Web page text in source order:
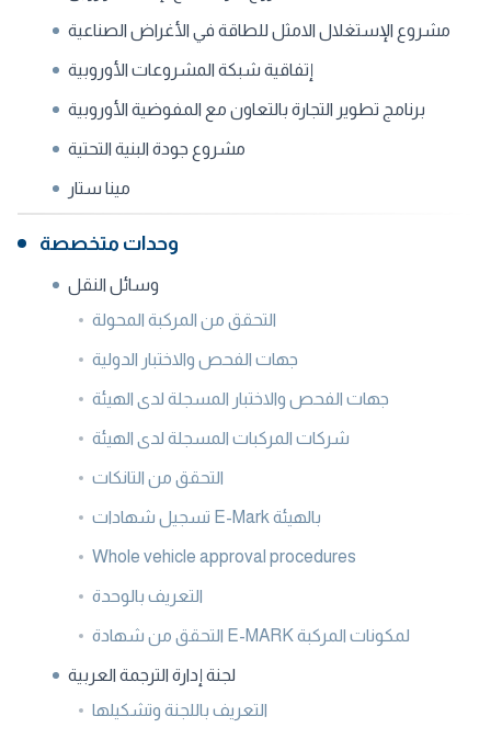
مشروع الإستغلال الامثل للطاقة في الأغراض الصناعية
إتفاقية شبكة المشروعات الأوروبية
برنامج تطوير التجارة بالتعاون مع المفوضية الأوروبية
مشروع جودة البنية التحتية
مينا ستار
وحدات متخصصة
وسائل النقل
التحقق من المركبة المحولة
جهات الفحص والاختبار الدولية
جهات الفحص والاختبار المسجلة لدى الهيئة
شركات المركبات المسجلة لدى الهيئة
التحقق من التانكات
تسجيل شهادات E-Mark بالهيئة
Whole vehicle approval procedures
التعريف بالوحدة
التحقق من شهادة E-MARK لمكونات المركبة
لجنة إدارة الترجمة العربية
التعريف باللجنة وتشكيلها